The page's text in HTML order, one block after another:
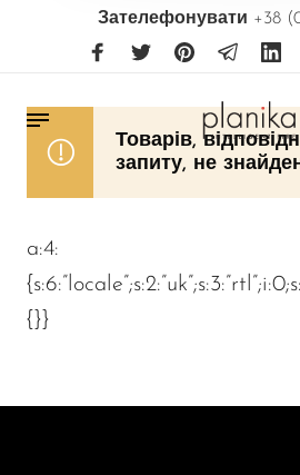
Зателефонувати +38
Товарів,
запиту, не
a:4:
{}}